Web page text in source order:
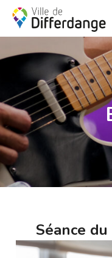
Séance